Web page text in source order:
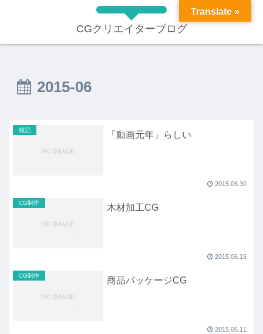
CGクリエイターブログ
2015-06
雑記 「動画元年」らしい
2015.06.30
CG制作 木材加工CG
2015.06.15
CG制作 商品パッケージCG
2015.06.11
Translate »